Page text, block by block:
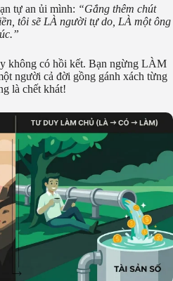
tự an ủi mình: “Gắng thêm chút
tôi sẽ LÀ người tự do, LÀ một ông
không có hồi kết. Bạn ngừng LÀM
người cả đời gồng gánh xách từng
là chết khát!